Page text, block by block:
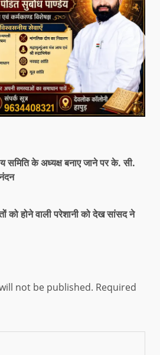
समिति के अध्यक्ष बनाए जाने पर के. सी.
को होने वाली परेशानी को देख सांसद ने
not be published. Required